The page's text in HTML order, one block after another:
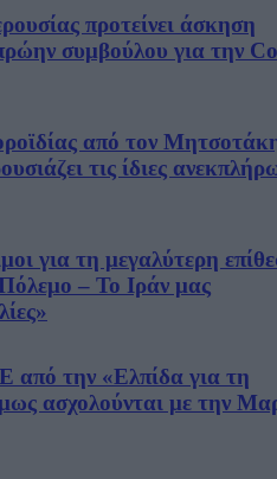
προτείνει άσκηση
συμβούλου για την
από τον
τις ίδιες
για τη μεγαλύτερη
– Το Ιράν μας
την «Ελπίδα για τη
ασχολούνται με την